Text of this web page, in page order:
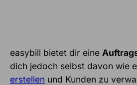
easybill bietet dir eine
dich jedoch selbst davon wie
erstellen und Kunden zu